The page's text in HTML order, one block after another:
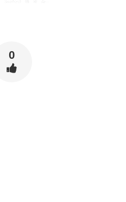
0